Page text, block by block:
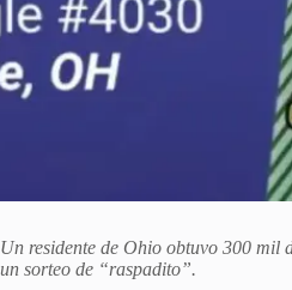
Un residente de Ohio obtuvo 300 mil
un sorteo de “raspadito”.